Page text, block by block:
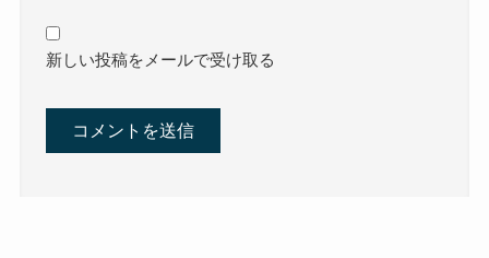
新しい投稿をメールで受け取る